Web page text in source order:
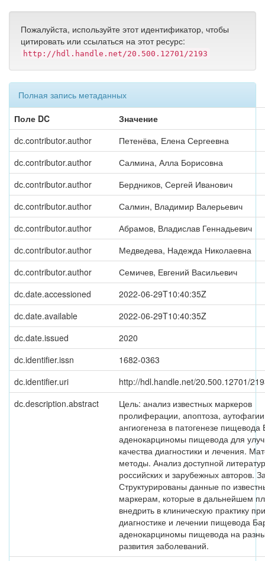
Пожалуйста, используйте этот идентификатор, чтобы
цитировать или ссылаться на этот ресурс:
http://hdl.handle.net/20.500.12701/2193
Полная запись метаданных
Поле DC
Значение
dc.contributor.author
Петенёва, Елена Сергеевна
dc.contributor.author
Салмина, Алла Борисовна
dc.contributor.author
Бердников, Сергей Иванович
dc.contributor.author
Салмин, Владимир Валерьевич
dc.contributor.author
Абрамов, Владислав Геннадьевич
dc.contributor.author
Медведева, Надежда Николаевна
dc.contributor.author
Семичев, Евгений Васильевич
dc.date.accessioned
2022-06-29T10:40:35Z
dc.date.available
2022-06-29T10:40:35Z
dc.date.issued
2020
dc.identifier.issn
1682-0363
dc.identifier.uri
http://hdl.handle.net/20.500.12701/
dc.description.abstract
Цель: анализ известных маркеров
пролиферации, апоптоза,
ангиогенеза в патогенезе пищевода
аденокарциномы пищевода для
качества диагностики и лечения.
методы. Анализ доступной
российских и зарубежных авторов.
Структурированы данные по
маркерам, которые в дальнейшем
внедрить в клиническую практику при
диагностике и лечении пищевода
аденокарциномы пищевода на
развития заболеваний.